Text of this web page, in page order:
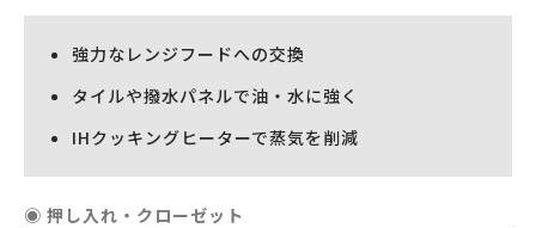
強力なレンジフードへの交換
タイルや撥水パネルで油・水に強く
IHクッキングヒーターで蒸気を削減
◉ 押し入れ・クローゼット